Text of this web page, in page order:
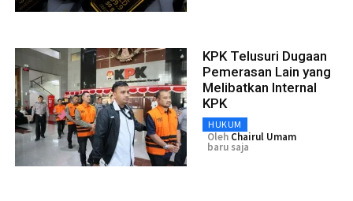
KPK Telusuri Dugaan
Pemerasan Lain yang
Melibatkan Internal
KPK
HUKUM
Oleh Chairul Umam
baru saja